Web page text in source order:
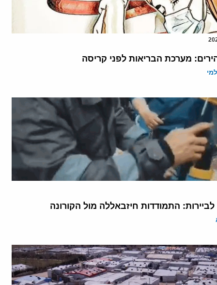
מערכת הבריאות לפני קריסה
לביירות: התמודדות חיזבאללה מול הקורונה